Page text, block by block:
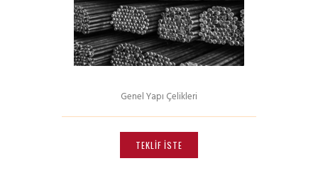
Genel Yapı Çelikleri
TEKLIF İSTE
ürünün